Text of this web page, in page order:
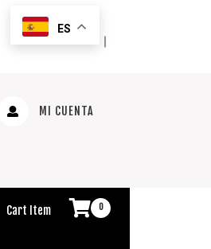
ES
｜
MI CUENTA
Cart Item 0